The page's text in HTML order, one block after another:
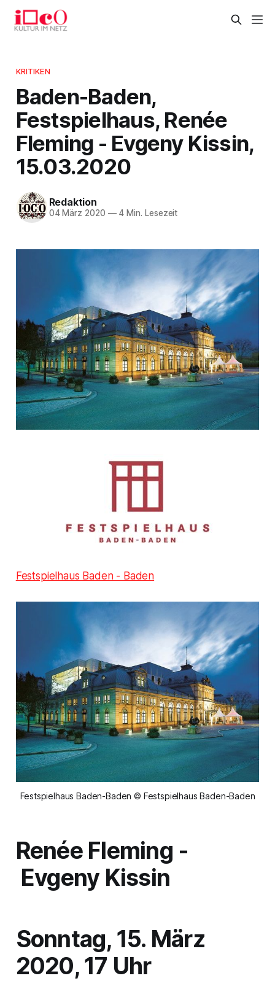
KRITIKEN
Baden-Baden,
Festspielhaus, Renée
Fleming - Evgeny Kissin,
15.03.2020
Redaktion
04 März 2020 —4 Min. Lesezeit
Festspielhaus Baden - Baden
Festspielhaus Baden-Baden © Festspielhaus Baden-Baden
Renée Fleming -
Evgeny Kissin
Sonntag, 15. März
2020, 17 Uhr